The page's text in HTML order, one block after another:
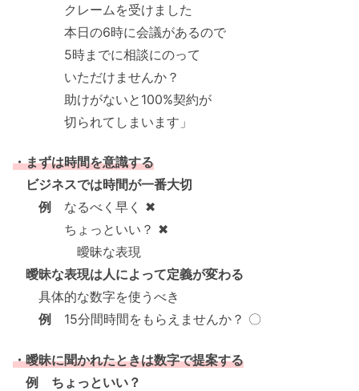
クレームを受けました
本日の6時に会議があるので
5時までに相談にのって
いただけませんか？
助けがないと100%契約が
切られてしまいます」
・まずは時間を意識する
ビジネスでは時間が一番大切
例
なるべく早く ✖
ちょっといい？ ✖
曖昧な表現
曖昧な表現は人によって定義が変わる
具体的な数字を使うべき
例
15分間時間をもらえませんか？ 〇
・曖昧に聞かれたときは数字で提案する
例 ちょっといい？